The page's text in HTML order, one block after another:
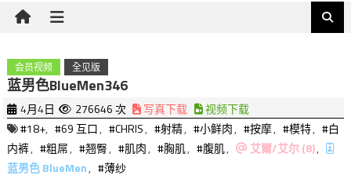
会员视频 全见版
蓝男色BlueMen346
4月4日 276646 次 写真下载
视频下载
#18+, #69 互口, #CHRIS, #射精, #小鲜肉, #按摩, #模特, #白
内裤, #粗屌, #翘臀, #肌肉, #胸肌, #腹肌, 艾爾/艾尔 (8),
蓝男色 BlueMen, #薄纱